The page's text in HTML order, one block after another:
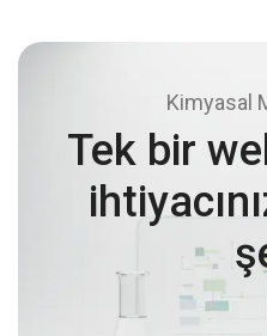
Kimyasal
Tek bir